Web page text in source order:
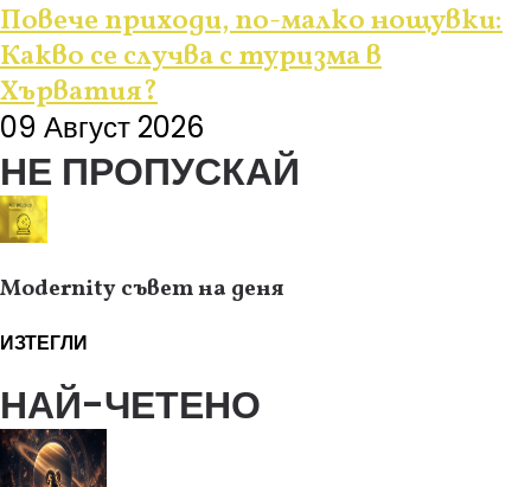
Повече приходи, по-малко нощувки:
Какво се случва с туризма в
Хърватия?
09 Август 2026
НЕ ПРОПУСКАЙ
Modernity съвет на деня
ИЗТЕГЛИ
НАЙ-ЧЕТЕНО